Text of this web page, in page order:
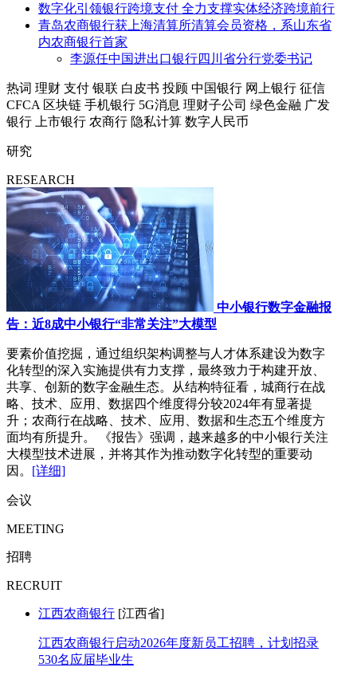
数字化引领银行跨境支付 全力支撑实体经济跨境前行
青岛农商银行获上海清算所清算会员资格，系山东省
内农商银行首家
李源任中国进出口银行四川省分行党委书记
热词 理财 支付 银联 白皮书 投顾 中国银行 网上银行 征信
CFCA 区块链 手机银行 5G消息 理财子公司 绿色金融 广发
银行
上市银行 农商行 隐私计算 数字人民币
研究
RESEARCH
中小银行数字金融报
告：近8成中小银行“非常关注”大模型
要素价值挖掘，通过组织架构调整与人才体系建设为数字
化转型的深入实施提供有力支撑，最终致力于构建开放、
共享、创新的数字金融生态。从结构特征看，城商行在战
略、技术、应用、数据四个维度得分较2024年有显著提
升；农商行在战略、技术、应用、数据和生态五个维度方
面均有所提升。 《报告》强调，越来越多的中小银行关注
大模型技术进展，并将其作为推动数字化转型的重要动
因。 [详细]
会议
MEETING
招聘
RECRUIT
江西农商银行 [江西省]
江西农商银行启动2026年度新员工招聘，计划招录
530名应届毕业生